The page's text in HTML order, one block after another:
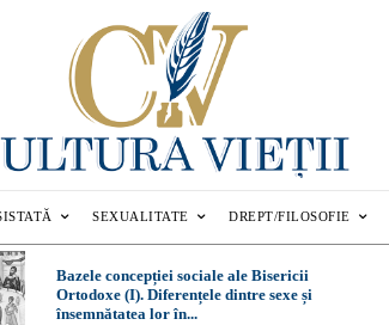
SEXUALITATE DREPT/FILOSOFIE
Bazele concepției sociale ale Bisericii
Ortodoxe (I). Diferențele dintre sexe și
însemnătatea lor în...